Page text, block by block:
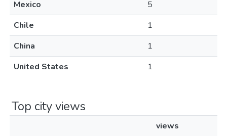
Mexico
5
Chile
1
China
1
United States
1
Top city views
views